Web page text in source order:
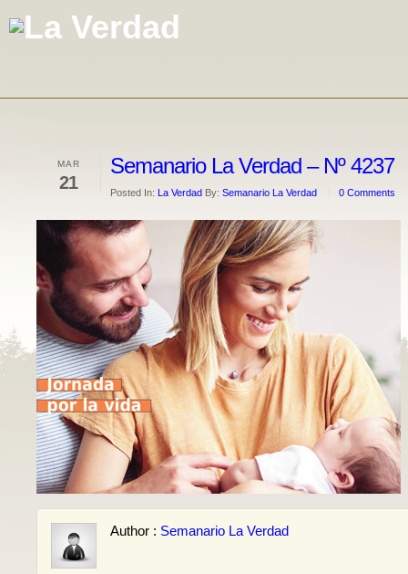
MAR
21
Semanario La Verdad – Nº 4237
Posted In: La Verdad By: Semanario La Verdad 0 Comments
Author : Semanario La Verdad